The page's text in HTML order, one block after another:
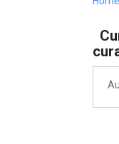
Processos - IBDFAM